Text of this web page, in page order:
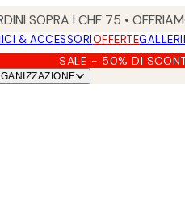
SOPRA I CHF 75 •
& ACCESSORIOFFERTE
SALE - 50% DI